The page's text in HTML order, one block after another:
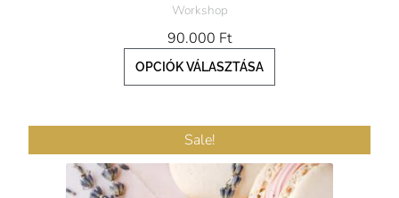
Workshop
90.000 Ft
OPCIÓK VÁLASZTÁSA
ki
Sale!
Ártartomány:
-
25.990 Ft
Ennek
a
terméknek